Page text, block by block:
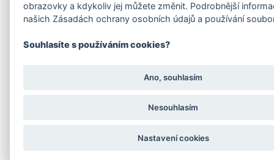
obrazovky a kdykoliv jej můžete změnit. Podrobnější
našich Zásadách ochrany osobních údajů a používání
Souhlasíte s používáním cookies?
Ano, souhlasím
Nesouhlasím
Nastavení cookies